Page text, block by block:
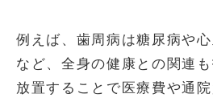
例えば、歯周病は糖尿病や
など、全身の健康との関連も
放置することで医療費や通